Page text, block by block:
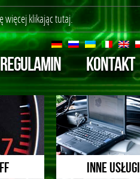
więcej klikając tutaj.
REGULAMIN KONTAKT
INNE USŁUGI